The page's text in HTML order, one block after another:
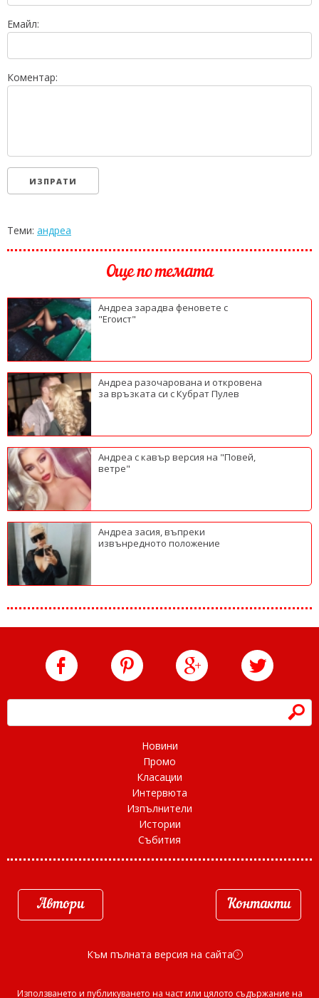
Емайл:
Коментар:
Теми: андреа
Още по темата
Андреа зарадва феновете с
"Егоист"
Андреа разочарована и откровена
за връзката си с Кубрат Пулев
Андреа с кавър версия на "Повей,
ветре"
Андреа засия, въпреки
извънредното положение
h
Новини
Промо
Класации
Интервюта
Изпълнители
Истории
Събития
Автори Контакти
Към пълната версия на сайта d
Използването и публикуването на част или цялото съдържание на